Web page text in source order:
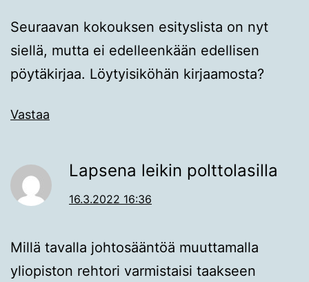
Seuraavan kokouksen esityslista on nyt
siellä, mutta ei edelleenkään edellisen
pöytäkirjaa. Löytyisiköhän kirjaamosta?
Vastaa
Lapsena leikin polttolasilla
16.3.2022 16:36
Millä tavalla johtosääntöä muuttamalla
yliopiston rehtori varmistaisi taakseen